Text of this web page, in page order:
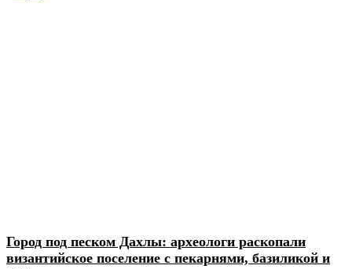
Город под песком Дахлы: археологи раскопали
византийское поселение с пекарнями, базиликой и